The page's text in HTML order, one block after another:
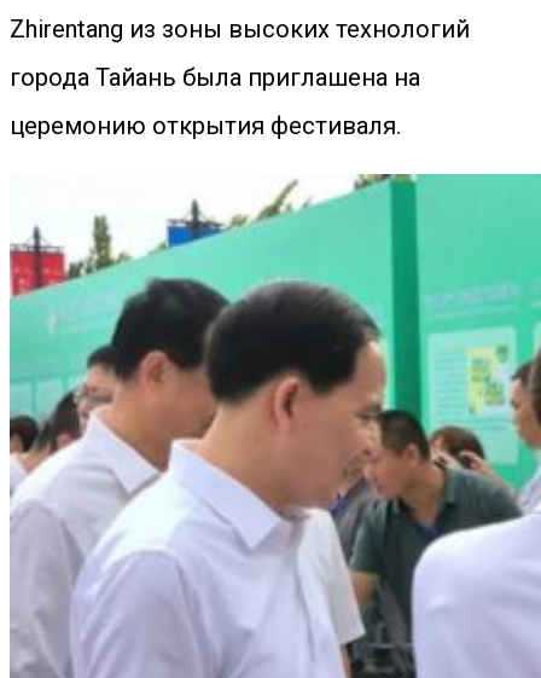
Zhirentang из зоны высоких технологий
города Тайань была приглашена на
церемонию открытия фестиваля.